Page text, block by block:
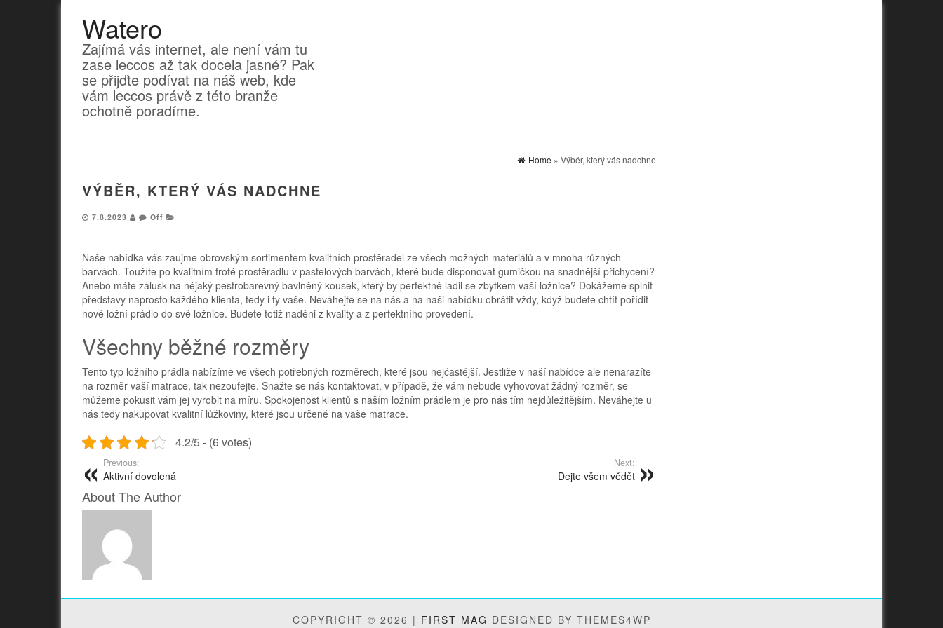
Watero
Zajímá vás internet, ale není vám tu
zase leccos až tak docela jasné? Pak
se přijďte podívat na náš web, kde
vám leccos právě z této branže
ochotně poradíme.
Home » Výběr, který vás nadchne
VÝBĚR, KTERÝ VÁS NADCHNE
7.8.2023 Off
Naše nabídka vás zaujme obrovským sortimentem kvalitních prostěradel ze všech možných materiálů a v mnoha různých
barvách. Toužíte po kvalitním froté prostěradlu v pastelových barvách, které bude disponovat gumičkou na snadnější přichycení?
Anebo máte zálusk na nějaký pestrobarevný bavlněný kousek, který by perfektně ladil se zbytkem vaší ložnice? Dokážeme splnit
představy naprosto každého klienta, tedy i ty vaše. Neváhejte se na nás a na naši nabídku obrátit vždy, když budete chtít pořídit
nové ložní prádlo do své ložnice. Budete totiž naděni z kvality a z perfektního provedení.
Všechny běžné rozměry
Tento typ ložního prádla nabízíme ve všech potřebných rozměrech, které jsou nejčastější. Jestliže v naší nabídce ale nenarazíte
na rozměr vaší matrace, tak nezoufejte. Snažte se nás kontaktovat, v případě, že vám nebude vyhovovat žádný rozměr, se
můžeme pokusit vám jej vyrobit na míru. Spokojenost klientů s naším ložním prádlem je pro nás tím nejdůležitějším. Neváhejte u
nás tedy nakupovat kvalitní lůžkoviny, které jsou určené na vaše matrace.
4.2/5 - (6 votes)
Previous:
Aktivní dovolená
Next:
Dejte všem vědět
About The Author
COPYRIGHT © 2026 | FIRST MAG DESIGNED BY THEMES4WP